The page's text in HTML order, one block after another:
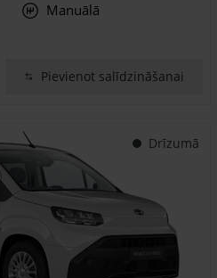
Manuālā
Pievienot salīdzināšanai
Drīzumā